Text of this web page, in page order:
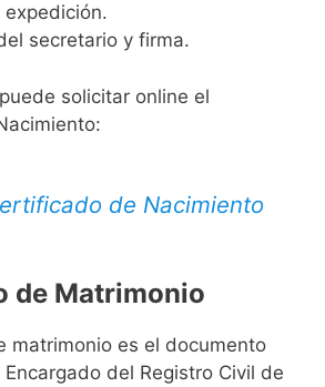
expedición.
secretario y firma.
solicitar online el
de Nacimiento
de Matrimonio
matrimonio es el documento
del Registro Civil de